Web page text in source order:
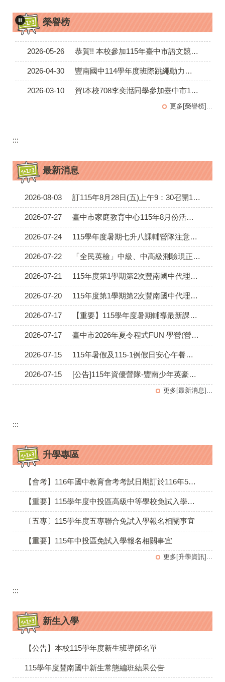
榮譽榜
2026-06-11
2026-05-26 恭賀!! 本校參加115年臺中市語文競賽初賽成績 表現優異
2026-04-30 豐南國中114學年度班際跳繩動力比賽成績公告
2026-03-10 賀!本校708李奕湉同學參加臺中市115年度英文演講比賽 榮獲國中A組佳作榮譽!
恭賀!! 本校參加2026年第十四屆臺中市傑人盃作文比賽 表現優異
2026-04-30 豐南國中114學年度班際跳繩動力比賽成績公告
2026-03-10
更多[榮譽榜]...
:::
最新消息
2026-08-03 訂115年8月28日(五)上午9：30召開115學年度第一學期校務會議，請同仁準時與會。
2026-07-27 臺中市家庭教育中心115年8月份活動一覽
2026-07-24 115學年度暑期七升八課輔營隊注意事項
2026-07-22 「全民英檢」中級、中高級測驗現正報名中
2026-07-21 115年度第1學期第2次豐南國中代理教師錄取公告
2026-07-20 115年度第1學期第2次豐南國中代理教師錄取公告暨續辦第2次徵選公告（一次公告分次招考）
2026-07-17 【重要】115學年度暑期輔導最新課表公告(學扶編班更新1150723)
2026-07-17 臺中市2026年夏令程式FUN 學營(營隊名單-錄取公告)
2026-07-15 115年暑假及115-1例假日安心午餐券領餐內容
2026-07-15 [公告]115年資優營隊-豐南少年英豪營-錄取通知
更多[最新消息]...
:::
升學專區
【會考】116年國中教育會考考試日期訂於116年5月15、16日(星期六 、日)辦理
【重要】115學年度中投區高級中等學校免試入學放榜與報到注意事項
〔五專〕115學年度五專聯合免試入學報名相關事宜
【重要】115年中投區免試入學報名相關事宜
更多[升學資訊]...
:::
新生入學
【公告】本校115學年度新生班導師名單
115學年度豐南國中新生常態編班結果公告